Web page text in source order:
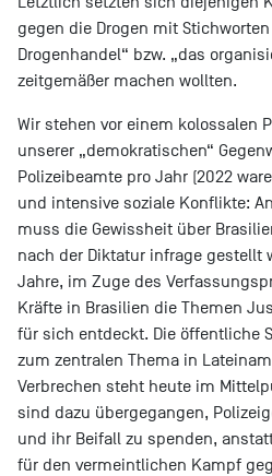
gegen die Drogen mit
Drogenhandel“ bzw. „das
zeitgemäßer machen wollten.
Wir stehen vor einem kolossalen
unserer „demokratischen“
Polizeibeamte pro Jahr (2022
und intensive soziale Konflikte:
muss die Gewissheit über
nach der Diktatur infrage gestellt
Jahre, im Zuge des
Kräfte in Brasilien die Themen
für sich entdeckt. Die öffentliche
zum zentralen Thema in
Verbrechen steht heute im
sind dazu übergegangen,
und ihr Beifall zu spenden,
für den vermeintlichen Kampf